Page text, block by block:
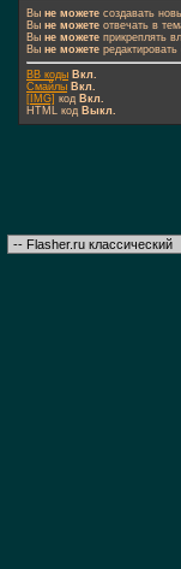
Вы не можете создавать
Вы не можете отвечать в
Вы не можете прикреплять
Вы не можете
BB коды Вкл.
Смайлы Вкл.
[IMG] код Вкл.
HTML код Выкл.